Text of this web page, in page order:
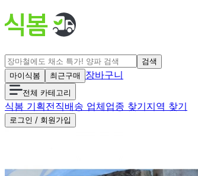
검색
마이식봄
최근구매 장바구니
전체 카테고리
식봄 기획전직배송 업체업종 찾기지역 찾기
로그인 / 회원가입